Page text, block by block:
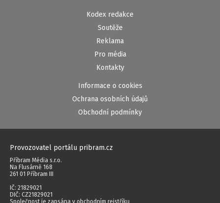
Kodex redakce
Soutěže
Reklama
Pro média
Kontakty
Informace o cookies
Ochrana osobních údajů
Obchodní podmínky
Provozovatel portálu pribram.cz
Příbram Média s.r.o.
Na Flusárně 168
261 01 Příbram III
IČ: 21829021
DIČ: CZ21829021
Společnost je zapsána v obchodním rejstříku